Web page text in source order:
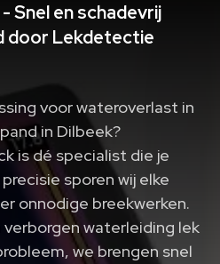
Snel en schadevrij
door Lekdetectie
voor wateroverlast in
in Dilbeek?
is dé specialist die je
sporen wij elke
onnodige breekwerken.
waterleiding lek
we brengen snel